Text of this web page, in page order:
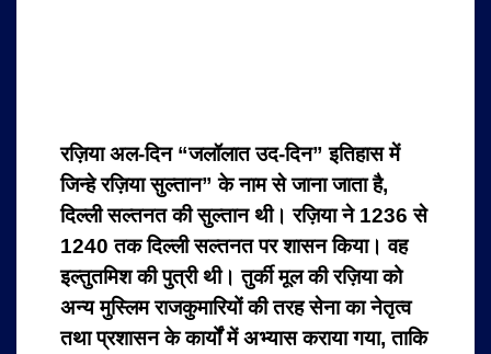
रज़िया अल-दिन “जलॉलात उद-दिन” इतिहास में
जिन्हे रज़िया सुल्तान” के नाम से जाना जाता है,
दिल्ली सल्तनत की सुल्तान थी। रज़िया ने 1236 से
1240 तक दिल्ली सल्तनत पर शासन किया। वह
इल्तुतमिश की पुत्री थी। तुर्की मूल की रज़िया को
अन्य मुस्लिम राजकुमारियों की तरह सेना का नेतृत्व
तथा प्रशासन के कार्यों में अभ्यास कराया गया, ताकि